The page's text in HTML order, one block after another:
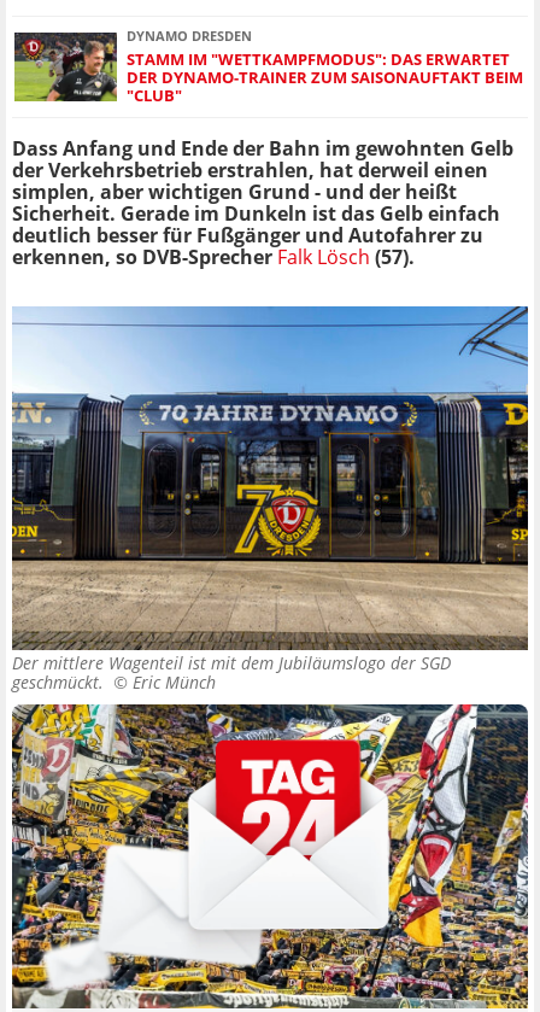
DYNAMO DRESDEN
STAMM IM "WETTKAMPFMODUS": DAS ERWARTET
DER DYNAMO-TRAINER ZUM SAISONAUFTAKT BEIM
"CLUB"
Dass Anfang und Ende der Bahn im gewohnten Gelb
der Verkehrsbetrieb erstrahlen, hat derweil einen
simplen, aber wichtigen Grund - und der heißt
Sicherheit. Gerade im Dunkeln ist das Gelb einfach
deutlich besser für Fußgänger und Autofahrer zu
erkennen, so DVB-Sprecher Falk Lösch (57).
Der mittlere Wagenteil ist mit dem Jubiläumslogo der SGD
geschmückt. © Eric Münch